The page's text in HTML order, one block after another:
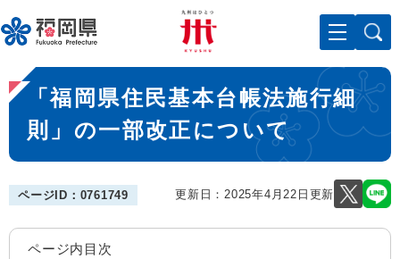
ー
ジ
先
頭
。
メニューを飛ばして本文へ
本
文
「福岡県住民基本台帳法施行細
則」の一部改正について
ページID：0761749 更新日：2025年4月22日更新
ページ内目次